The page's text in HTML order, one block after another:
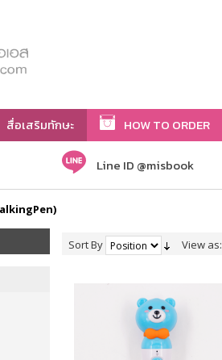
สื่อเสริมทักษะ HOW TO ORDER
Line ID @misbook
Sort By View as: